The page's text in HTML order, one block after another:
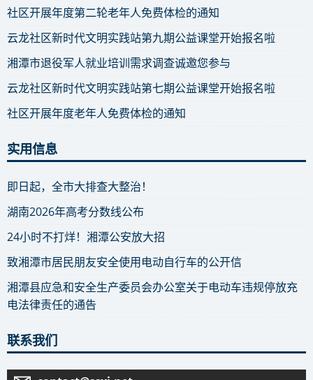
社区开展年度第二轮老年人免费体检的通知
云龙社区新时代文明实践站第九期公益课堂开始报名啦
湘潭市退役军人就业培训需求调查诚邀您参与
云龙社区新时代文明实践站第七期公益课堂开始报名啦
社区开展年度老年人免费体检的通知
实用信息
即日起，全市大排查大整治！
湖南2026年高考分数线公布
24小时不打烊！湘潭公安放大招
致湘潭市居民朋友安全使用电动自行车的公开信
湘潭县应急和安全生产委员会办公室关于电动车违规停放充
电法律责任的通告
联系我们